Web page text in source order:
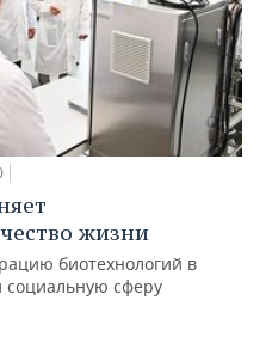
жизни
биотехнологий в
социальную сферу